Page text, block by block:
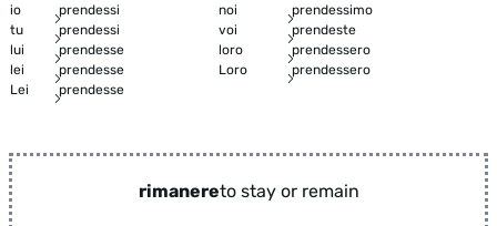
io prendessi noi
prendessimo
tu
prendessi voi
prendeste
lui
prendesse loro
prendessero
lei
prendesse Loro
prendessero
Lei
prendesse
rimanereto stay or remain